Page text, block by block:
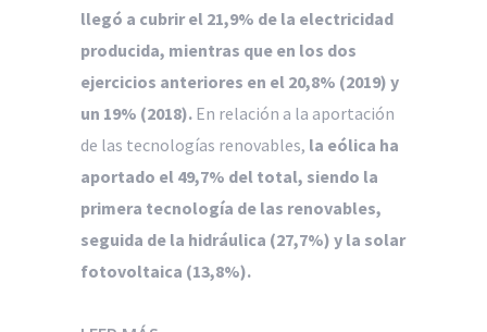
llegó a cubrir el 21,9% de la electricidad
producida, mientras que en los dos
ejercicios anteriores en el 20,8% (2019) y
un 19% (2018). En relación a la aportación
de las tecnologías renovables, la eólica ha
aportado el 49,7% del total, siendo la
primera tecnología de las renovables,
seguida de la hidráulica (27,7%) y la solar
fotovoltaica (13,8%).